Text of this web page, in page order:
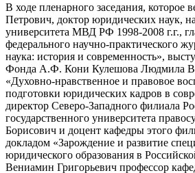
В ходе пленарного заседания, которое
Петрович, доктор юридических наук,
университета МВД РФ 1998-2008 г.г.,
федерального научно-практического
наука: история и современность»,
Фонда А.Ф. Кони Кулешова Людмила
«Духовно-нравственное и правовое
подготовки юридических кадров в
директор Северо-Западного филиала
государственного университета
Борисович и доцент кафедры этого
докладом «Зарождение и развитие
юридического образования в
Вениамин Григорьевич профессор